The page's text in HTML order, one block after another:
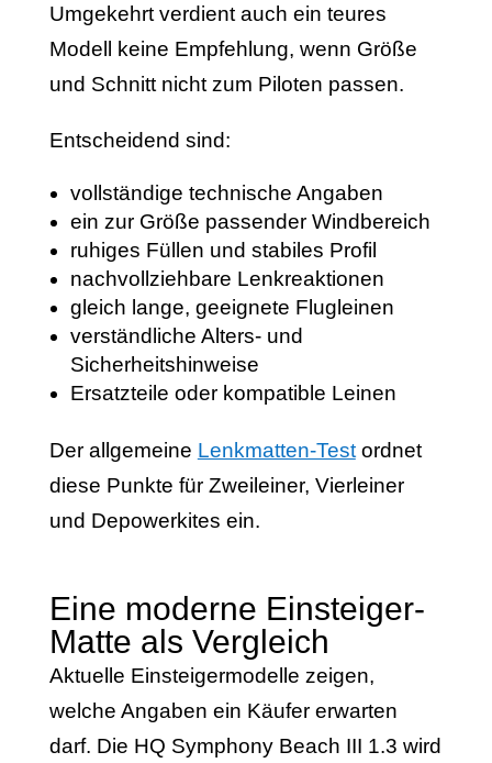
Umgekehrt verdient auch ein teures
Modell keine Empfehlung, wenn Größe
und Schnitt nicht zum Piloten passen.
Entscheidend sind:
vollständige technische Angaben
ein zur Größe passender Windbereich
ruhiges Füllen und stabiles Profil
nachvollziehbare Lenkreaktionen
gleich lange, geeignete Flugleinen
verständliche Alters- und
Sicherheitshinweise
Ersatzteile oder kompatible Leinen
Der allgemeine Lenkmatten-Testordnet
diese Punkte für Zweileiner, Vierleiner
und Depowerkites ein.
Eine moderne Einsteiger-
Matte als Vergleich
Aktuelle Einsteigermodelle zeigen,
welche Angaben ein Käufer erwarten
darf. Die HQ Symphony Beach III 1.3 wird